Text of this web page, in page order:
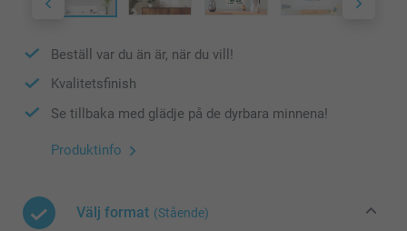
Beställ var du än är, när du vill!
Kvalitetsfinish
Se tillbaka med glädje på de dyrbara minnena!
Produktinfo
Välj format (Stående)